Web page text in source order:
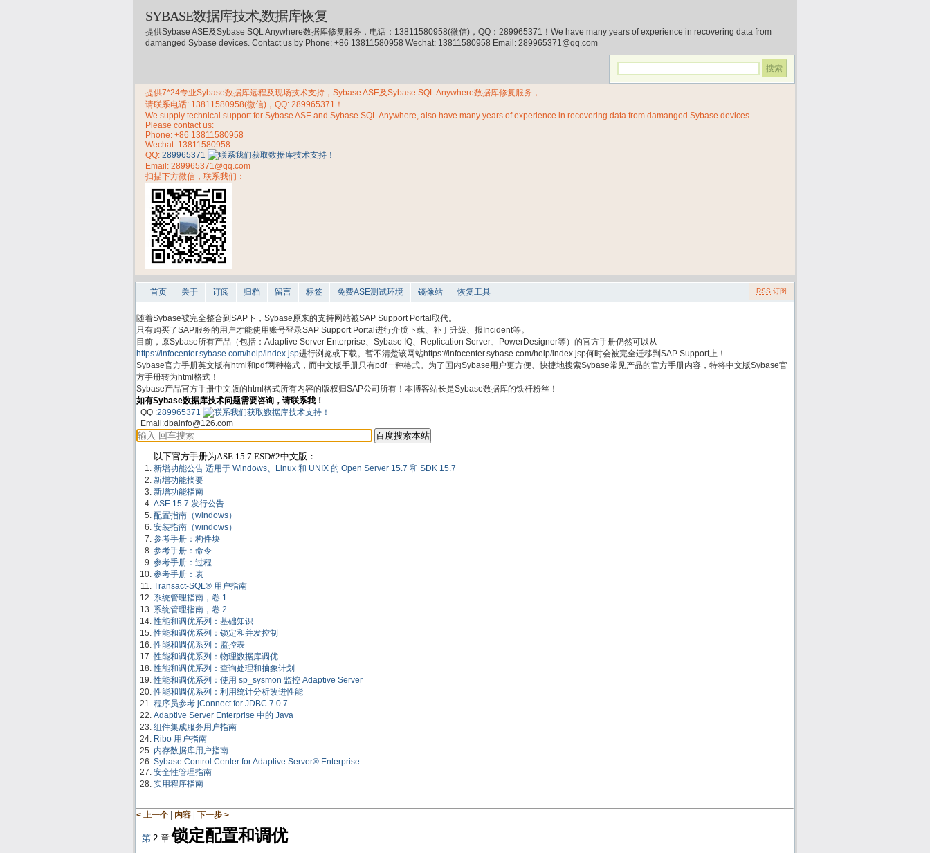
SYBASE数据库技术,数据库恢复
提供Sybase ASE及Sybase SQL Anywhere数据库修复服务，电话：13811580958(微信)，QQ：289965371！We have many years of experience in recovering data from
damanged Sybase devices. Contact us by Phone: +86 13811580958 Wechat: 13811580958 Email: 289965371@qq.com
提供7*24专业Sybase数据库远程及现场技术支持，Sybase ASE及Sybase SQL Anywhere数据库修复服务，
请联系电话: 13811580958(微信)，QQ: 289965371！
We supply technical support for Sybase ASE and Sybase SQL Anywhere, also have many years of experience in recovering data from damanged Sybase devices.
Please contact us:
Phone: +86 13811580958
Wechat: 13811580958
QQ: 289965371
Email: 289965371@qq.com
扫描下方微信，联系我们：
首页 关于 订阅 归档 留言 标签 免费ASE测试环境 镜像站 恢复工具 RSS 订阅
随着Sybase被完全整合到SAP下，Sybase原来的支持网站被SAP Support Portal取代。
只有购买了SAP服务的用户才能使用账号登录SAP Support Portal进行介质下载、补丁升级、报Incident等。
目前，原Sybase所有产品（包括：Adaptive Server Enterprise、Sybase IQ、Replication Server、PowerDesigner等）的官方手册仍然可以从
https://infocenter.sybase.com/help/index.jsp进行浏览或下载。暂不清楚该网站https://infocenter.sybase.com/help/index.jsp何时会被完全迁移到SAP Support上！
Sybase官方手册英文版有html和pdf两种格式，而中文版手册只有pdf一种格式。为了国内Sybase用户更方便、快捷地搜索Sybase常见产品的官方手册内容，特将中文版Sybase官
方手册转为html格式！
Sybase产品官方手册中文版的html格式所有内容的版权归SAP公司所有！本博客站长是Sybase数据库的铁杆粉丝！
如有Sybase数据库技术问题需要咨询，请联系我！
QQ :289965371
Email:dbainfo@126.com
以下官方手册为ASE 15.7 ESD#2中文版：
新增功能公告 适用于 Windows、Linux 和 UNIX 的 Open Server 15.7 和 SDK 15.7
新增功能摘要
新增功能指南
ASE 15.7 发行公告
配置指南（windows）
安装指南（windows）
参考手册：构件块
参考手册：命令
参考手册：过程
参考手册：表
Transact-SQL® 用户指南
系统管理指南，卷 1
系统管理指南，卷 2
性能和调优系列：基础知识
性能和调优系列：锁定和并发控制
性能和调优系列：监控表
性能和调优系列：物理数据库调优
性能和调优系列：查询处理和抽象计划
性能和调优系列：使用 sp_sysmon 监控 Adaptive Server
性能和调优系列：利用统计分析改进性能
程序员参考 jConnect for JDBC 7.0.7
Adaptive Server Enterprise 中的 Java
组件集成服务用户指南
Ribo 用户指南
内存数据库用户指南
Sybase Control Center for Adaptive Server® Enterprise
安全性管理指南
实用程序指南
< 上一个 | 内容 | 下一步 >
第 2 章锁定配置和调优